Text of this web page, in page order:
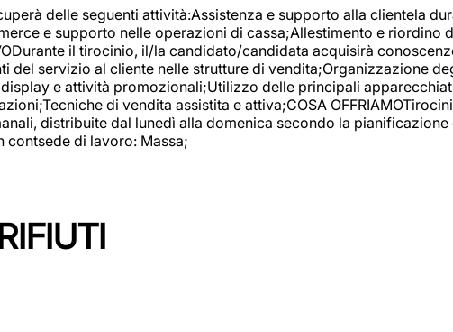
delle seguenti attività:Assistenza e supporto alla clientela
e supporto nelle operazioni di cassa;Allestimento e riordino
il tirocinio, il/la candidato/candidata acquisirà
servizio al cliente nelle strutture di vendita;Organizzazione
e attività promozionali;Utilizzo delle principali
di vendita assistita e attiva;COSA
distribuite dal lunedì alla domenica secondo la
di lavoro: Massa;